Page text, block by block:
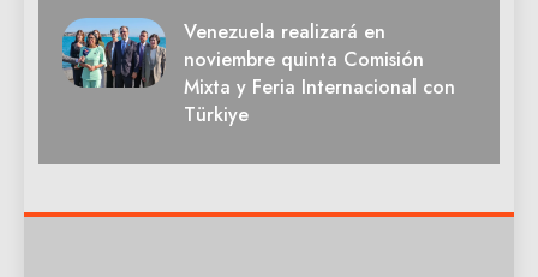
Venezuela realizará en
noviembre quinta Comisión
Mixta y Feria Internacional con
Türkiye